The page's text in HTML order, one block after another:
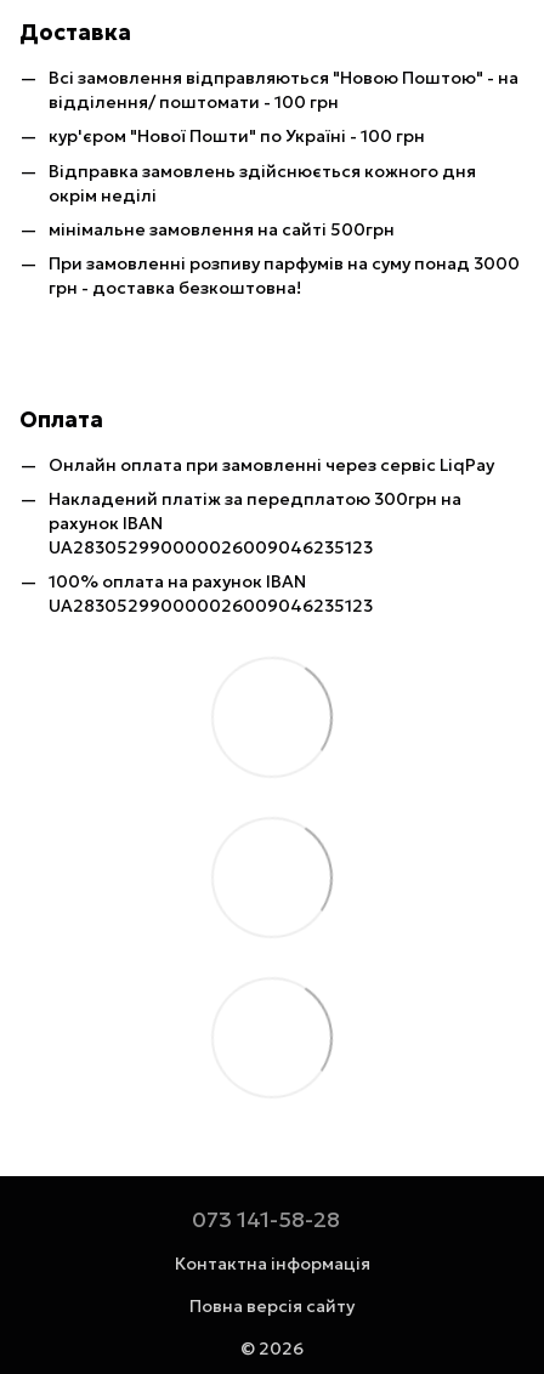
Доставка
Всі замовлення відправляються "Новою Поштою" - на
відділення/ поштомати - 100 грн
кур'єром "Нової Пошти" по Україні - 100 грн
Відправка замовлень здійснюється кожного дня
окрім неділі
мінімальне замовлення на сайті 500грн
При замовленні розпиву парфумів на суму понад 3000
грн - доставка безкоштовна!
Оплата
Онлайн оплата при замовленні через сервіс LiqPay
Накладений платіж за передплатою 300грн на
рахунок IBAN
UA283052990000026009046235123
100% оплата на рахунок IBAN
UA283052990000026009046235123
073 141-58-28
Контактна інформація
Повна версія сайту
© 2026